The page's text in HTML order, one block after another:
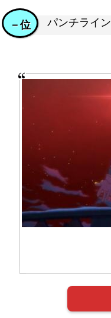
パンチライン
－位